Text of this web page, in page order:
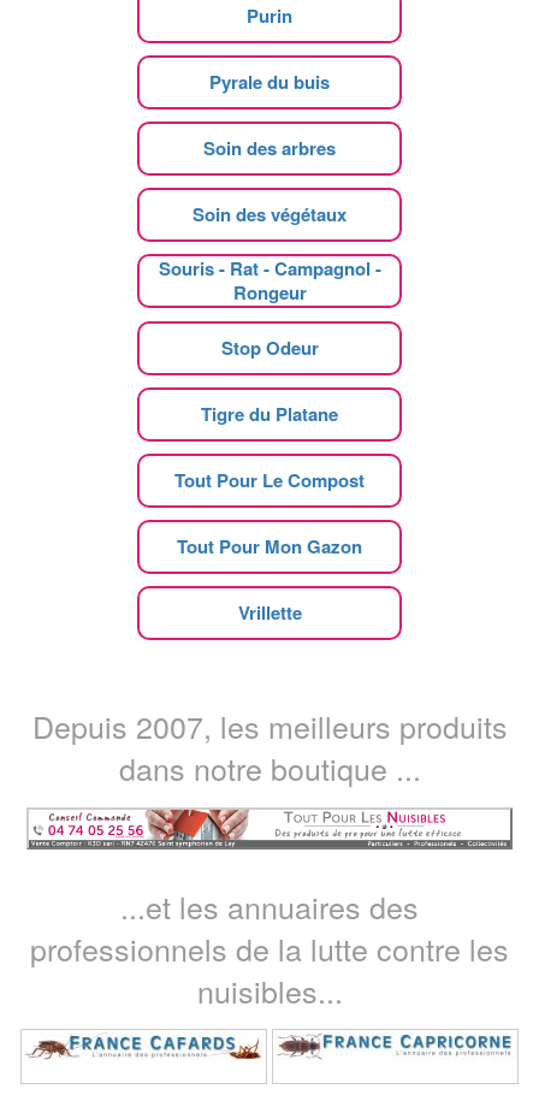
Purin
Pyrale du buis
Soin des arbres
Soin des végétaux
Souris - Rat - Campagnol -
Rongeur
Stop Odeur
Tigre du Platane
Tout Pour Le Compost
Tout Pour Mon Gazon
Vrillette
Depuis 2007, les meilleurs produits
dans notre boutique ...
...et les annuaires des
professionnels de la lutte contre les
nuisibles...